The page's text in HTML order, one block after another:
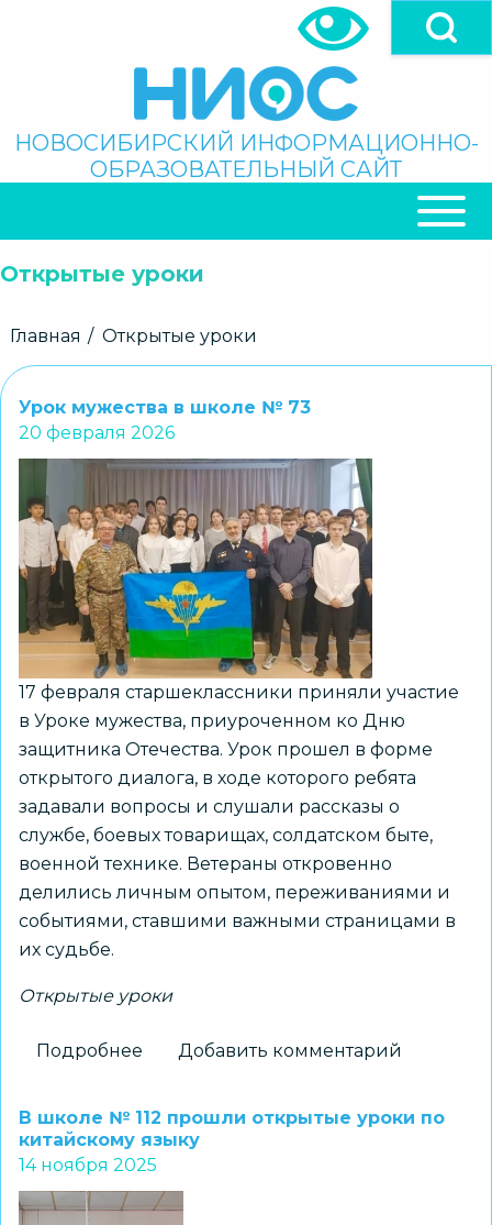
Поиск
НОВОСИБИРСКИЙ ИНФОРМАЦИОННО-
ОБРАЗОВАТЕЛЬНЫЙ САЙТ
НАВИГАЦИЯ
Открытые уроки
Строка
Главная Открытые уроки
Урок мужества в школе № 73
20 февраля 2026
17 февраля старшеклассники приняли участие
в Уроке мужества, приуроченном ко Дню
защитника Отечества. Урок прошел в форме
открытого диалога, в ходе которого ребята
задавали вопросы и слушали рассказы о
службе, боевых товарищах, солдатском быте,
военной технике. Ветераны откровенно
делились личным опытом, переживаниями и
событиями, ставшими важными страницами в
их судьбе.
Открытые уроки
Подробнее
мужества
в
школе
№
Добавить комментарий
В школе № 112 прошли открытые уроки по
китайскому языку
14 ноября 2025